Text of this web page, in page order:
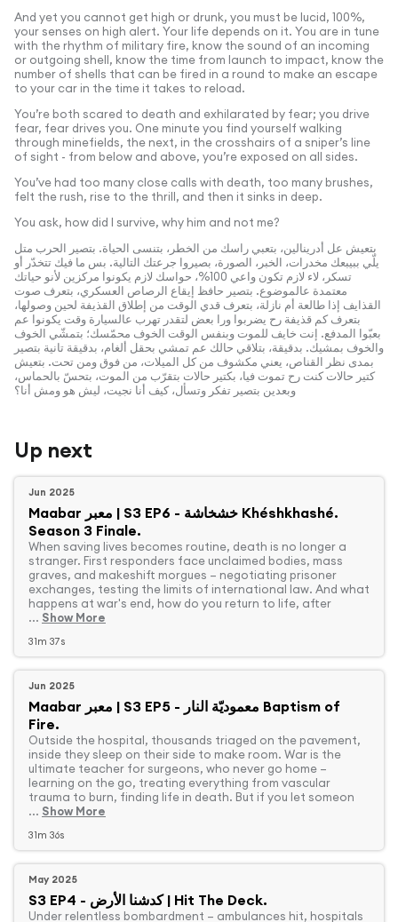
And yet you cannot get high or drunk, you must be lucid, 100%,
your senses on high alert. Your life depends on it. You are in tune
with the rhythm of military fire, know the sound of an incoming
or outgoing shell, know the time from launch to impact, know the
number of shells that can be fired in a round to make an escape
to your car in the time it takes to reload.
You’re both scared to death and exhilarated by fear; you drive
fear, fear drives you. One minute you find yourself walking
through minefields, the next, in the crosshairs of a sniper’s line
of sight - from below and above, you’re exposed on all sides.
You’ve had too many close calls with death, too many brushes,
felt the rush, rise to the thrill, and then it sinks in deep.
You ask, how did I survive, why him and not me?
بتعيش عل أدرينالين، بتعبي راسك من الخطر، بتنسى الحياة. بتصير الحرب متل
يلّي ببيبعك مخدرات، الخبر، الصورة، بصيروا جرعتك التالية. بس ما فيك تتخدّر أو
تسكر، لاء لازم تكون واعي 100%، حواسك لازم يكونوا مركزين لأنو حياتك
معتمدة عالموضوع. بتصير حافظ إيقاع الرصاص العسكري، بتعرف صوت
القذايف إذا طالعة أم نازلة، بتعرف قدي الوقت من إطلاق القذيفة لحين وصولها،
بتعرف كم قذيفة رح يضربوا ورا بعض لتقدر تهرب عالسيارة وقت يكونوا عم
بعبّوا المدفع. إنت خايف للموت وبنفس الوقت الخوف محمّسك؛ بتمشّي الخوف
والخوف بمشيك. بدقيقة، بتلاقي حالك عم تمشي بحقل ألغام، بدقيقة تانية بتصير
بمدى نظر القناص، يعني مكشوف من كل الميلات، من فوق ومن تحت. بتعيش
كتير حالات كنت رح تموت فيا، بكتير حالات بتقرّب من الموت، بتحسّ بالحماس،
وبعدين بتصير تفكر وتسأل، كيف أنا نجيت، ليش هو ومش أنا؟
Up next
Jun 2025
Maabar معبر | S3 EP6 - خشخاشة Khéshkhashé.
Season 3 Finale.
stranger. First responders face unclaimed bodies, mass
graves, and makeshift morgues – negotiating prisoner
exchanges, testing the limits of international law. And what
happens at war's end, how do you return to life, after
... Show More
31m 37s
Jun 2025
Maabar معبر | S3 EP5 - معموديّة النار Baptism of
Fire.
inside they sleep on their side to make room. War is the
ultimate teacher for surgeons, who never go home –
learning on the go, treating everything from vascular
trauma to burn, finding life in death. But if you let someon
... Show More
31m 36s
May 2025
S3 EP4 - كدشنا الأرض | Hit The Deck.